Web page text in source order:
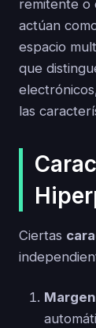
remitente o
actúan
espacio
que
las
Ciertas